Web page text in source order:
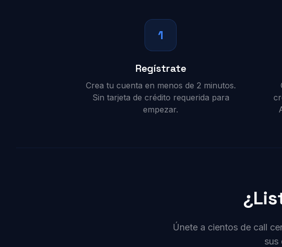
1
Regístrate
Crea tu cuenta en menos de 2 minutos.
Sin tarjeta de crédito requerida para
empezar.
Únete a cientos de call
sus